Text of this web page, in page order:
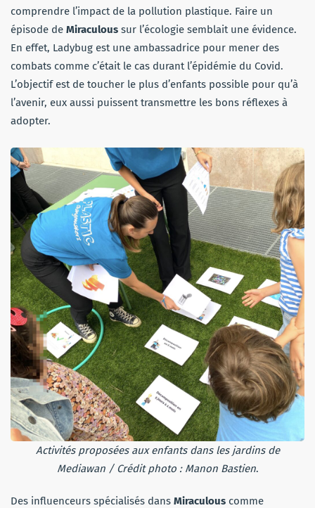
comprendre l’impact de la pollution plastique. Faire un
épisode de Miraculous sur l’écologie semblait une évidence.
En effet, Ladybug est une ambassadrice pour mener des
combats comme c’était le cas durant l’épidémie du Covid.
L’objectif est de toucher le plus d’enfants possible pour qu’à
l’avenir, eux aussi puissent transmettre les bons réflexes à
adopter.
Activités proposées aux enfants dans les jardins de
Mediawan / Crédit photo : Manon Bastien.
Des influenceurs spécialisés dans Miraculous comme